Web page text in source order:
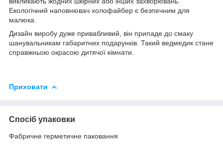
Екологічний наповнювач холофайбер є безпечним для
малюка.
Дизайн виробу дуже привабливий, він припаде до смаку
шанувальникам габаритних подарунків. Такий ведмедик стане
справжньою окрасою дитячої кімнати.
Приховати
Спосіб упаковки
Фабричне герметичне паковання